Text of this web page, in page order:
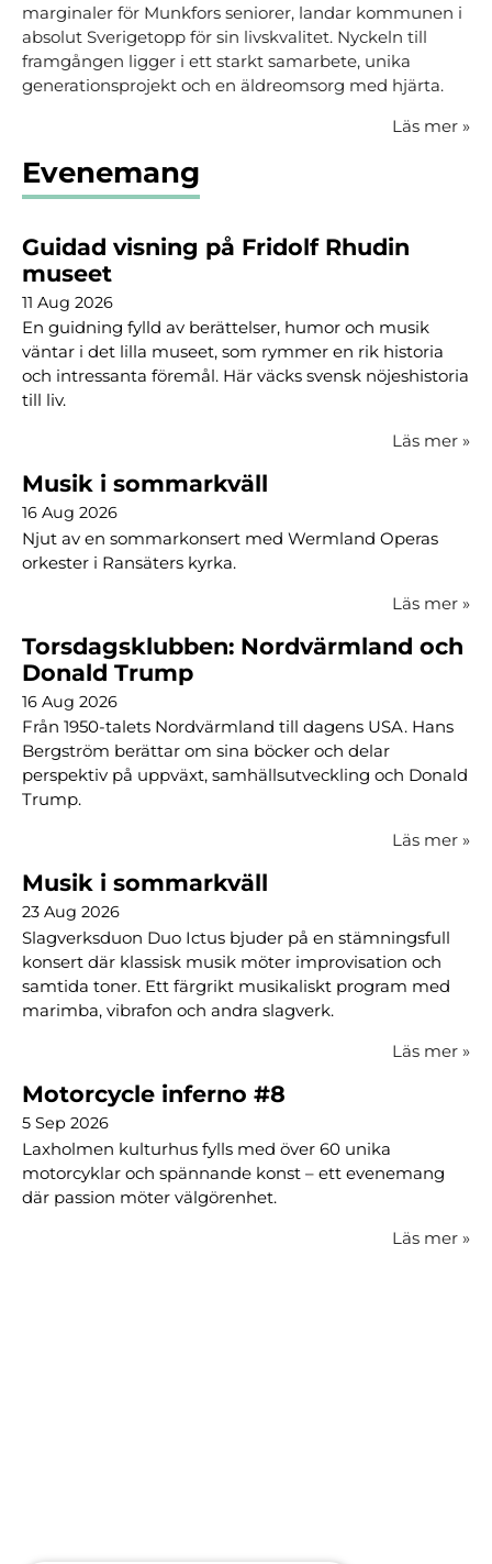
marginaler för Munkfors seniorer, landar kommunen i
absolut Sverigetopp för sin livskvalitet. Nyckeln till
framgången ligger i ett starkt samarbete, unika
generationsprojekt och en äldreomsorg med hjärta.
Läs mer »
Evenemang
Guidad visning på Fridolf Rhudin
museet
11 Aug 2026
En guidning fylld av berättelser, humor och musik
väntar i det lilla museet, som rymmer en rik historia
och intressanta föremål. Här väcks svensk nöjeshistoria
till liv.
Läs mer »
Musik i sommarkväll
16 Aug 2026
Njut av en sommarkonsert med Wermland Operas
orkester i Ransäters kyrka.
Läs mer »
Torsdagsklubben: Nordvärmland och
Donald Trump
16 Aug 2026
Från 1950-talets Nordvärmland till dagens USA. Hans
Bergström berättar om sina böcker och delar
perspektiv på uppväxt, samhällsutveckling och Donald
Trump.
Läs mer »
Musik i sommarkväll
23 Aug 2026
Slagverksduon Duo Ictus bjuder på en stämningsfull
konsert där klassisk musik möter improvisation och
samtida toner. Ett färgrikt musikaliskt program med
marimba, vibrafon och andra slagverk.
Läs mer »
Motorcycle inferno #8
5 Sep 2026
Laxholmen kulturhus fylls med över 60 unika
motorcyklar och spännande konst – ett evenemang
där passion möter välgörenhet.
Läs mer »